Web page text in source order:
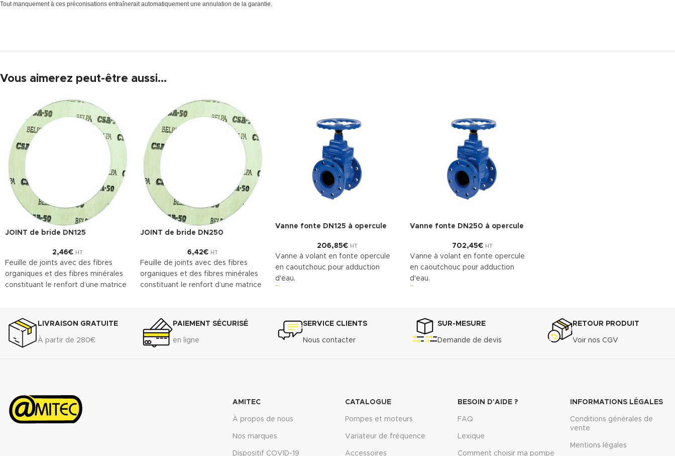
Tout manquement à ces préconisations entraînerait automatiquement une annulation de la garantie.
Vous aimerez peut-être aussi…
JOINT de bride DN125
2,46€ HT
Feuille de joints avec des fibres
organiques et des fibres minérales
constituant le renfort d’une matrice
gamme étendue d’emplois assurant
une bonne résistance.
DONNÉES TECHNIQUES
A : >45%
Résistance à la traction transversale
ASTM F-
JOINT de bride DN250
6,42€ HT
Feuille de joints avec des fibres
organiques et des fibres minérales
constituant le renfort d’une matrice
gamme étendue d’emplois assurant
une bonne résistance.
DONNÉES TECHNIQUES
152...................................................................7
Vanne fonte DN125 à opercule
206,85€ HT
Vanne à volant en fonte opercule
en caoutchouc pour adduction
d'eau.
Vanne fonte DN250 à opercule
702,45€ HT
Vanne à volant en fonte opercule
en caoutchouc pour adduction
d'eau.
LIVRAISON GRATUITE
À partir de 280€
PAIEMENT SÉCURISÉ
en ligne
SERVICE CLIENTS
Nous contacter
SUR-MESURE
Demande de devis
RETOUR PRODUIT
Voir nos CGV
AMITEC
À propos de nous
Nos marques
Dispositif COVID-19
CATALOGUE
Pompes et moteurs
Variateur de fréquence
Accessoires
BESOIN D'AIDE ?
FAQ
Lexique
Comment choisir ma pompe
INFORMATIONS LÉGALES
Conditions générales de
vente
Mentions légales